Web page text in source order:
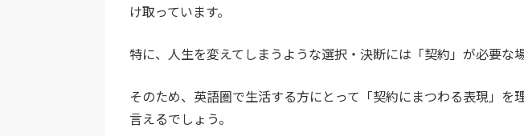
け取っています。
特に、人生を変えてしまうような選択・決断には「契約」が必要な
そのため、英語圏で生活する方にとって「契約にまつわる表現」を
言えるでしょう。